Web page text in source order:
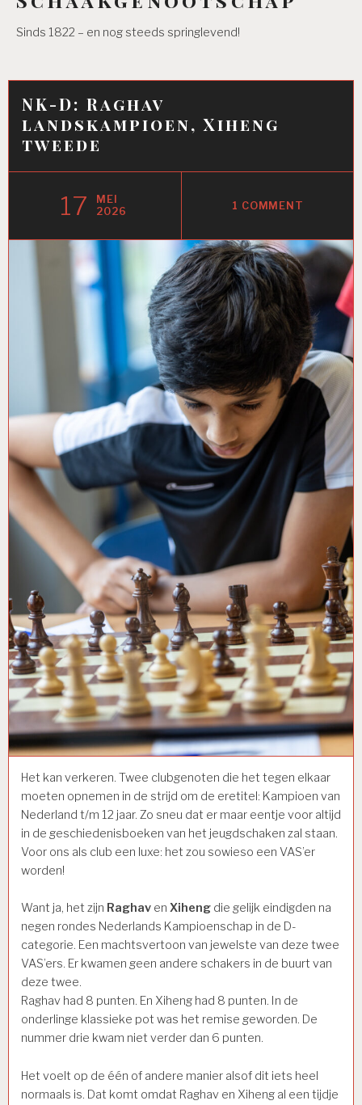
Sinds 1822 – en nog steeds springlevend!
NK-D: Raghav
landskampioen, Xiheng
tweede
17
MEI
2026
1 COMMENT
Het kan verkeren. Twee clubgenoten die het tegen elkaar
moeten opnemen in de strijd om de eretitel: Kampioen van
Nederland t/m 12 jaar. Zo sneu dat er maar eentje voor altijd
in de geschiedenisboeken van het jeugdschaken zal staan.
Voor ons als club een luxe: het zou sowieso een VAS’er
worden!
Want ja, het zijn Raghav en Xiheng die gelijk eindigden na
negen rondes Nederlands Kampioenschap in de D-
categorie. Een machtsvertoon van jewelste van deze twee
VAS’ers. Er kwamen geen andere schakers in de buurt van
deze twee.
Raghav had 8 punten. En Xiheng had 8 punten. In de
onderlinge klassieke pot was het remise geworden. De
nummer drie kwam niet verder dan 6 punten.
Het voelt op de één of andere manier alsof dit iets heel
normaals is. Dat komt omdat Raghav en Xiheng al een tijdje